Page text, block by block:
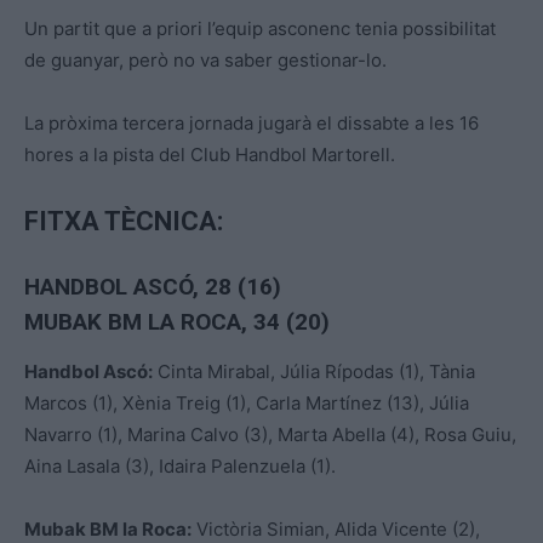
Un partit que a priori l’equip asconenc tenia possibilitat
de guanyar, però no va saber gestionar-lo.
La pròxima tercera jornada jugarà el dissabte a les 16
hores a la pista del Club Handbol Martorell.
FITXA TÈCNICA:
HANDBOL ASCÓ, 28 (16)
MUBAK BM LA ROCA, 34 (20)
Handbol Ascó: Cinta Mirabal, Júlia Rípodas (1), Tània
Marcos (1), Xènia Treig (1), Carla Martínez (13), Júlia
Navarro (1), Marina Calvo (3), Marta Abella (4), Rosa Guiu,
Aina Lasala (3), Idaira Palenzuela (1).
Mubak BM la Roca: Victòria Simian, Alida Vicente (2),